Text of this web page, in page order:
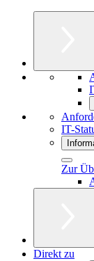
IT-
Zur
Direkt zu